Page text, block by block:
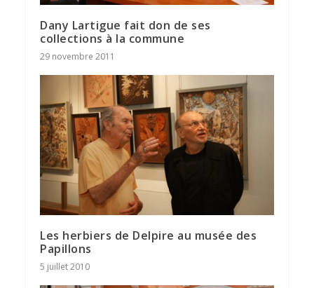
Dany Lartigue fait don de ses
collections à la commune
29 novembre 2011
Les herbiers de Delpire au musée des
Papillons
5 juillet 2010